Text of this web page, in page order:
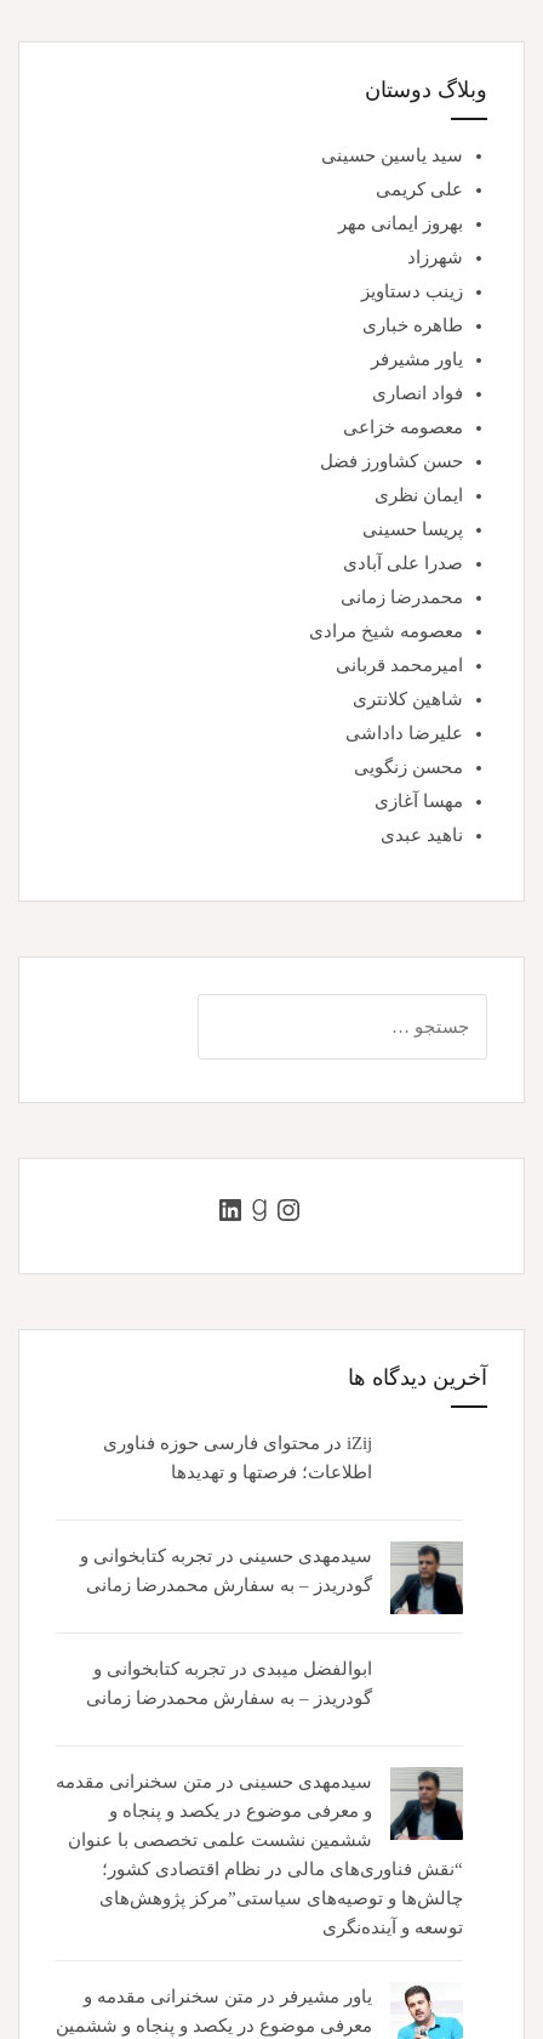
وبلاگ دوستان
سید یاسین حسینی
علی کریمی
بهروز ایمانی مهر
شهرزاد
زینب دستاویز
طاهره خباری
یاور مشیرفر
فواد انصاری
معصومه خزاعی
حسن کشاورز فضل
ایمان نظری
پریسا حسینی
صدرا علی آبادی
محمدرضا زمانی
معصومه شیخ مرادی
امیرمحمد قربانی
شاهین کلانتری
علیرضا داداشی
محسن زنگویی
مهسا آغازی
ناهید عبدی
برای:
اینستاگرم
گودریدز
لینکداین
آخرین دیدگاه ها
iZij در محتوای فارسی حوزه فناوری
اطلاعات؛ فرصتها و تهدیدها
سیدمهدی حسینی در تجربه کتابخوانی و
گودریدز – به سفارش محمدرضا زمانی
ابوالفضل میبدی در تجربه کتابخوانی و
گودریدز – به سفارش محمدرضا زمانی
سیدمهدی حسینی در متن سخنرانی مقدمه
و معرفی موضوع در یکصد و پنجاه و
ششمین نشست علمی تخصصی با عنوان
“نقش فناوری‌های مالی در نظام اقتصادی کشور؛
چالش‌ها و توصیه‌های سیاستی”مرکز پژوهش‌های
توسعه و آینده‌نگری
یاور مشیرفر در متن سخنرانی مقدمه و
معرفی موضوع در یکصد و پنجاه و ششمین